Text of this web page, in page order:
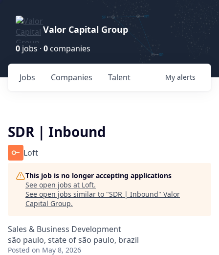
Valor Capital Group
0 jobs · 0 companies
Jobs Companies Talent My alerts
SDR | Inbound
Loft
This job is no longer accepting applications
See open jobs at Loft.
See open jobs similar to "SDR | Inbound" Valor
Capital Group.
Sales & Business Development
são paulo, state of são paulo, brazil
Posted on May 8, 2026